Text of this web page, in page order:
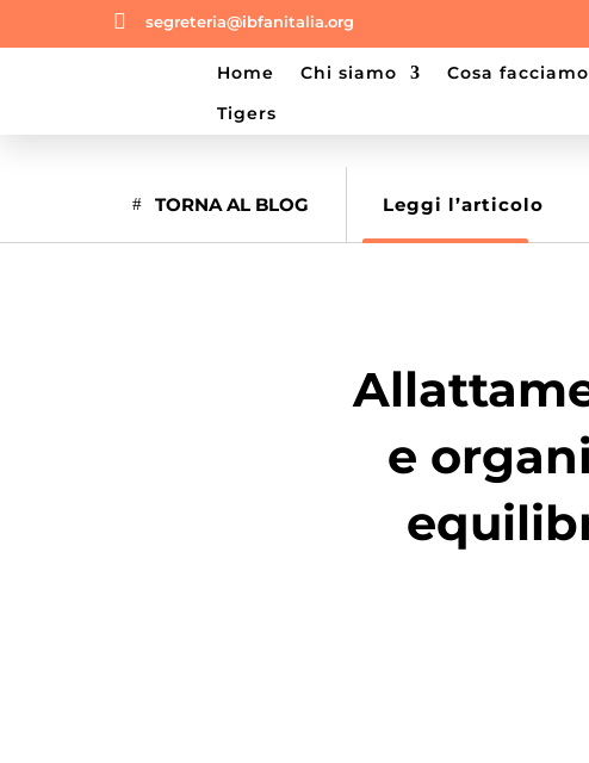
 segreteria@ibfanitalia.org
home chi siamo cosa facciamo
tigers
TORNA AL BLOG Leggi l’articolo
e